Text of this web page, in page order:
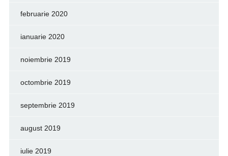
februarie 2020
ianuarie 2020
noiembrie 2019
octombrie 2019
septembrie 2019
august 2019
iulie 2019